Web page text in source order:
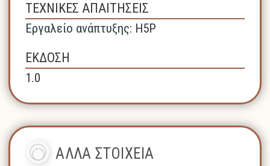
ΤΕΧΝΙΚΕΣ ΑΠΑΙΤΗΣΕΙΣ
Εργαλείο ανάπτυξης: H5P
ΕΚΔΟΣΗ
1.0
ΑΛΛΑ ΣΤΟΙΧΕΙΑ